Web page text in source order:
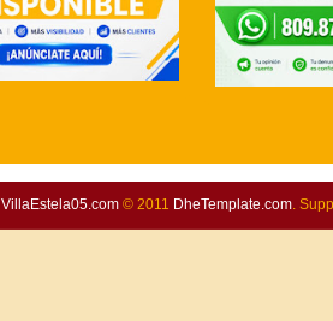
VillaEstela05.com© 2011 DheTemplate.com.